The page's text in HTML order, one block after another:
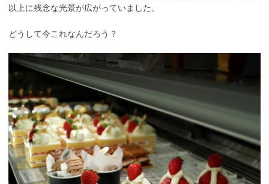
以上に残念な光景が広がっていました。
どうして今これなんだろう？